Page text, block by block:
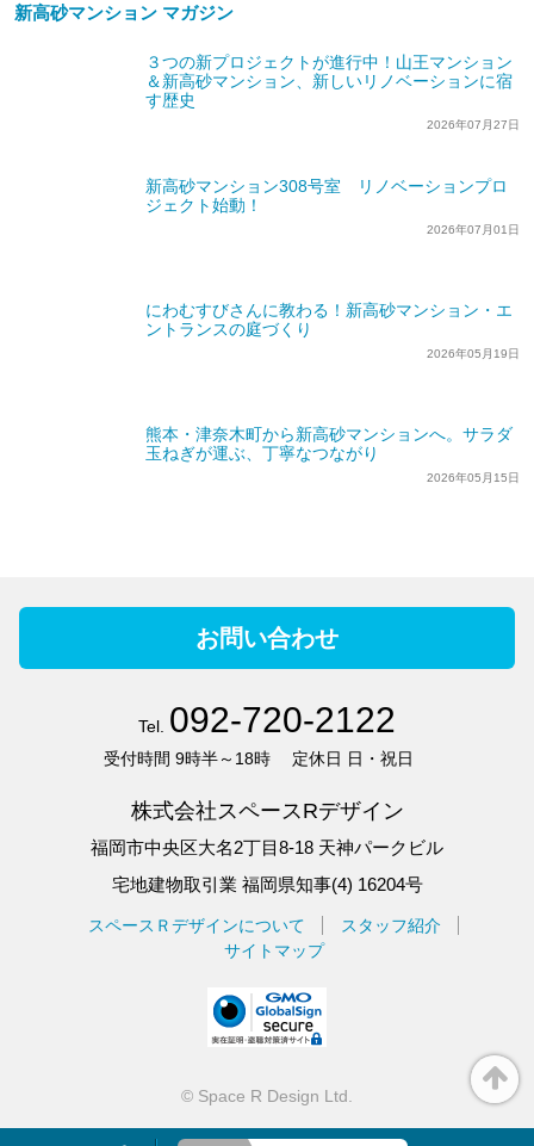
新高砂マンション マガジン
３つの新プロジェクトが進行中！山王マンション
＆新高砂マンション、新しいリノベーションに宿
す歴史
2026年07月27日
新高砂マンション308号室 リノベーションプロ
ジェクト始動！
2026年07月01日
にわむすびさんに教わる！新高砂マンション・エ
ントランスの庭づくり
2026年05月19日
熊本・津奈木町から新高砂マンションへ。サラダ
玉ねぎが運ぶ、丁寧なつながり
2026年05月15日
お問い合わせ
Tel. 092-720-2122
受付時間 9時半～18時 定休日 日・祝日
株式会社スペースRデザイン
福岡市中央区大名2丁目8-18 天神パークビル
宅地建物取引業 福岡県知事(4) 16204号
スペースＲデザインについて
スタッフ紹介
サイトマップ
© Space R Design Ltd.